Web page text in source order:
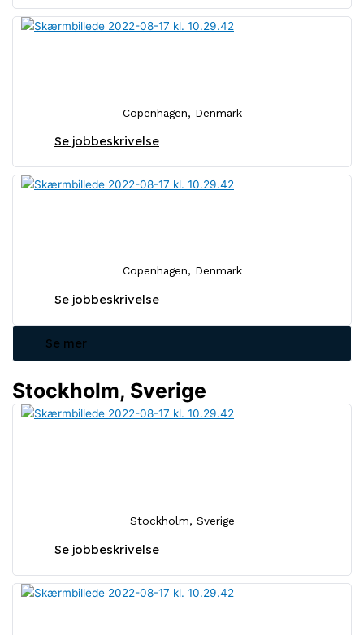
Copenhagen, Denmark
Se jobbeskrivelse
Copenhagen, Denmark
Se jobbeskrivelse
Se mer
Stockholm, Sverige
Stockholm, Sverige
Se jobbeskrivelse